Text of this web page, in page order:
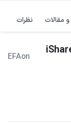
و مقالات نظرات
EFAon